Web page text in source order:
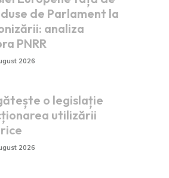
de Parlament la
analiza
PNRR
2026
o legislație
utilizării
2026